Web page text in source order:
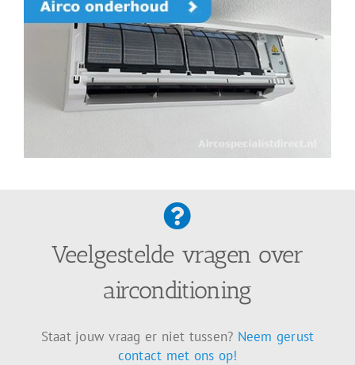
Veelgestelde vragen over
airconditioning
Staat jouw vraag er niet tussen? Neem gerust
contact met ons op!